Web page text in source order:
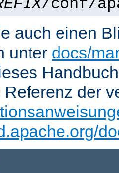
/conf/
auch einen
unter docs/
Referenz der